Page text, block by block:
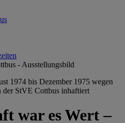
1974 bis Dezember 1975 wegen
der StVE Cottbus inhaftiert
war es Wert –